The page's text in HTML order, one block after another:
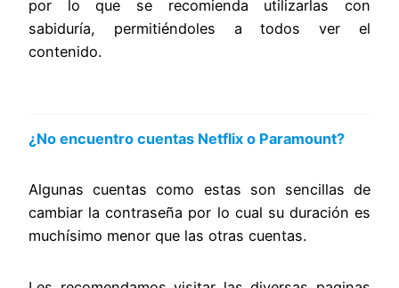
por lo que se recomienda utilizarlas con
sabiduría, permitiéndoles a todos ver el
contenido.
¿No encuentro cuentas Netflix o Paramount?
Algunas cuentas como estas son sencillas de
cambiar la contraseña por lo cual su duración es
muchísimo menor que las otras cuentas.